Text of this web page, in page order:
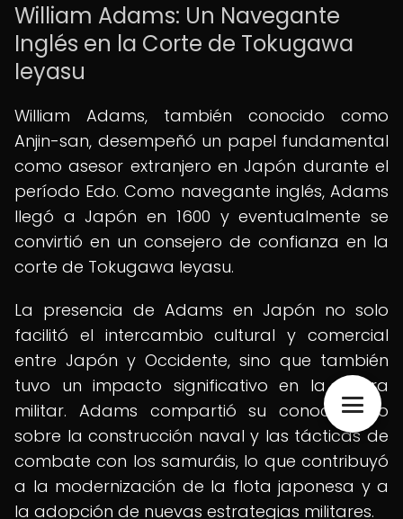
William Adams: Un Navegante
Inglés en la Corte de Tokugawa
Ieyasu
William Adams, también conocido como
Anjin-san, desempeñó un papel fundamental
como asesor extranjero en Japón durante el
período Edo. Como navegante inglés, Adams
llegó a Japón en 1600 y eventualmente se
convirtió en un consejero de confianza en la
corte de Tokugawa Ieyasu.
La presencia de Adams en Japón no solo
facilitó el intercambio cultural y comercial
entre Japón y Occidente, sino que también
tuvo un impacto significativo en la esfera
militar. Adams compartió su conocimiento
sobre la construcción naval y las tácticas de
combate con los samuráis, lo que contribuyó
a la modernización de la flota japonesa y a
la adopción de nuevas estrategias militares.